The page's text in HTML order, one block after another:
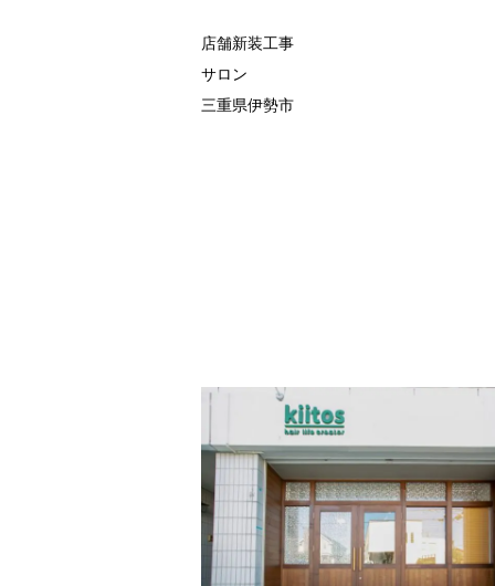
店舗新装工事
サロン
三重県伊勢市